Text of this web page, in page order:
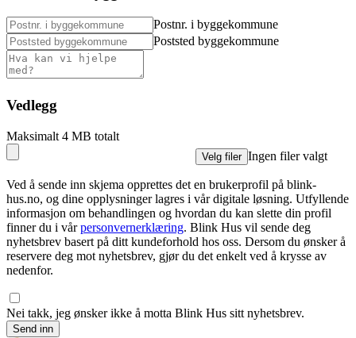
Postnr. i byggekommune
Poststed byggekommune
Vedlegg
Maksimalt 4 MB totalt
Velg filer Ingen filer valgt
Ved å sende inn skjema opprettes det en brukerprofil på blink-
hus.no, og dine opplysninger lagres i vår digitale løsning. Utfyllende
informasjon om behandlingen og hvordan du kan slette din profil
finner du i vår personvernerklæring. Blink Hus vil sende deg
nyhetsbrev basert på ditt kundeforhold hos oss. Dersom du ønsker å
reservere deg mot nyhetsbrev, gjør du det enkelt ved å krysse av
nedenfor.
Nei takk, jeg ønsker ikke å motta Blink Hus sitt nyhetsbrev.
Send inn